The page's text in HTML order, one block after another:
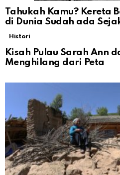
Tahukah Kamu? Kereta
di Dunia Sudah ada
Histori
Kisah Pulau Sarah Ann
Menghilang dari Peta